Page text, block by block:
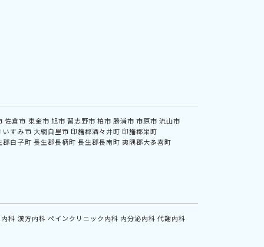
佐倉市 東金市 旭市 習志野市 柏市 勝浦市 市原市 流山市
いすみ市 大網白里市 印旛郡酒々井町 印旛郡栄町
郡白子町 長生郡長柄町 長生郡長南町 夷隅郡大多喜町
科 漢方内科 ペインクリニック内科 内分泌内科 代謝内科